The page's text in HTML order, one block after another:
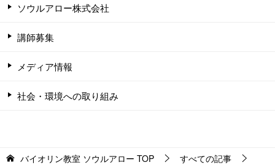
ソウルアロー株式会社
講師募集
メディア情報
社会・環境への取り組み
バイオリン教室 ソウルアロー TOP
すべての記事